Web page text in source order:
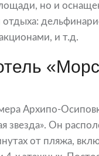
но и
отдыха:
и т.д.
Архипо-
звезда». Он
от пляжа,